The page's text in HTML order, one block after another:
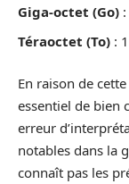
Giga-octet (Go)
Téraoctet (To) :
En raison de
essentiel de bien
erreur
notables dans la
connaît pas les